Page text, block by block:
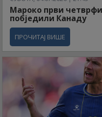
Мароко први
побједили Канаду
ПРОЧИТАЈ ВИШЕ